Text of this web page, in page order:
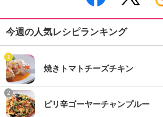
今週の人気レシピランキング
1
焼きトマトチーズチキン
2
ピリ辛ゴーヤーチャンプルー